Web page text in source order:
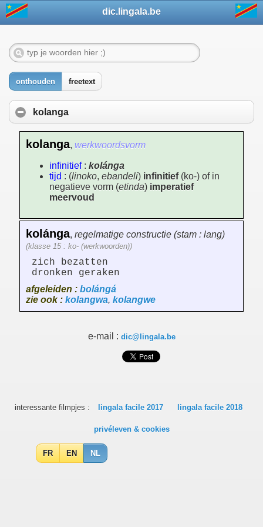
dic.lingala.be
onthouden freetext
kolanga
kolanga, werkwoordsvorm
infinitief: kolánga
tijd : (linoko, ebandeli) infinitief(ko-) of in
negatieve vorm (etinda) imperatief
meervoud
kolánga, regelmatige constructie (stam : lang)
(klasse 15 : ko- (werkwoorden))
zich bezatten
dronken geraken
afgeleiden : bolángá
zie ook : kolangwa, kolangwe
e-mail : dic@lingala.be
interessante filmpjes : lingala facile 2017 lingala facile 2018
privéleven & cookies
FR EN NL